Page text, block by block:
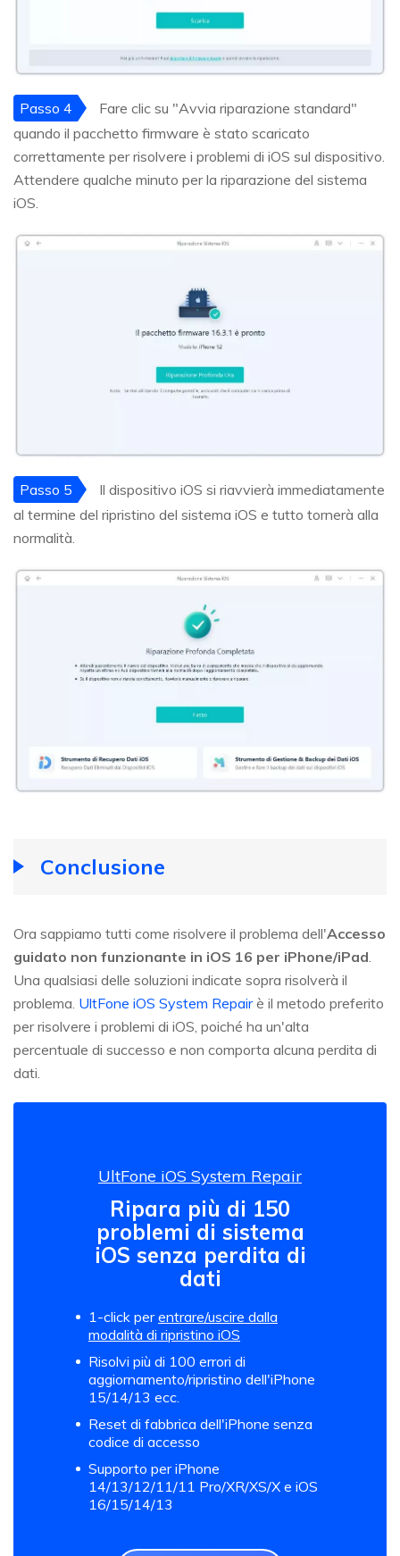
Passo 4
Fare clic su "Avvia riparazione standard"
quando il pacchetto firmware è stato scaricato
correttamente per risolvere i problemi di iOS sul dispositivo.
Attendere qualche minuto per la riparazione del sistema
iOS.
Passo 5
Il dispositivo iOS si riavvierà immediatamente
al termine del ripristino del sistema iOS e tutto tornerà alla
normalità.
Conclusione
Ora sappiamo tutti come risolvere il problema dell'Accesso
guidato non funzionante in iOS 16 per iPhone/iPad.
Una qualsiasi delle soluzioni indicate sopra risolverà il
problema. UltFone iOS System Repairè il metodo preferito
per risolvere i problemi di iOS, poiché ha un'alta
percentuale di successo e non comporta alcuna perdita di
dati.
UltFone iOS System Repair
Ripara più di 150
problemi di sistema
iOS senza perdita di
dati
1-click perentrare/uscire dalla
modalità di ripristino iOS
Risolvi più di 100 errori di
aggiornamento/ripristino dell'iPhone
15/14/13 ecc.
Reset di fabbrica dell'iPhone senza
codice di accesso
Supporto per iPhone
14/13/12/11/11 Pro/XR/XS/X e iOS
16/15/14/13